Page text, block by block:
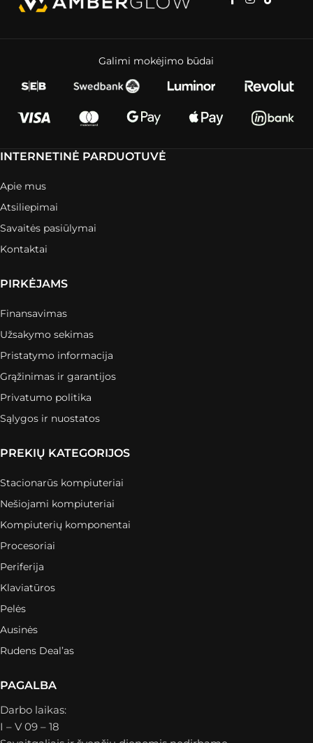
Galimi mokėjimo būdai
INTERNETINĖ PARDUOTUVĖ
Apie mus
Atsiliepimai
Savaitės pasiūlymai
Kontaktai
PIRKĖJAMS
Finansavimas
Užsakymo sekimas
Pristatymo informacija
Grąžinimas ir garantijos
Privatumo politika
Sąlygos ir nuostatos
PREKIŲ KATEGORIJOS
Stacionarūs kompiuteriai
Nešiojami kompiuteriai
Kompiuterių komponentai
Procesoriai
Periferija
Klaviatūros
Pelės
Ausinės
Rudens Deal’as
PAGALBA
Darbo laikas:
I – V 09 – 18